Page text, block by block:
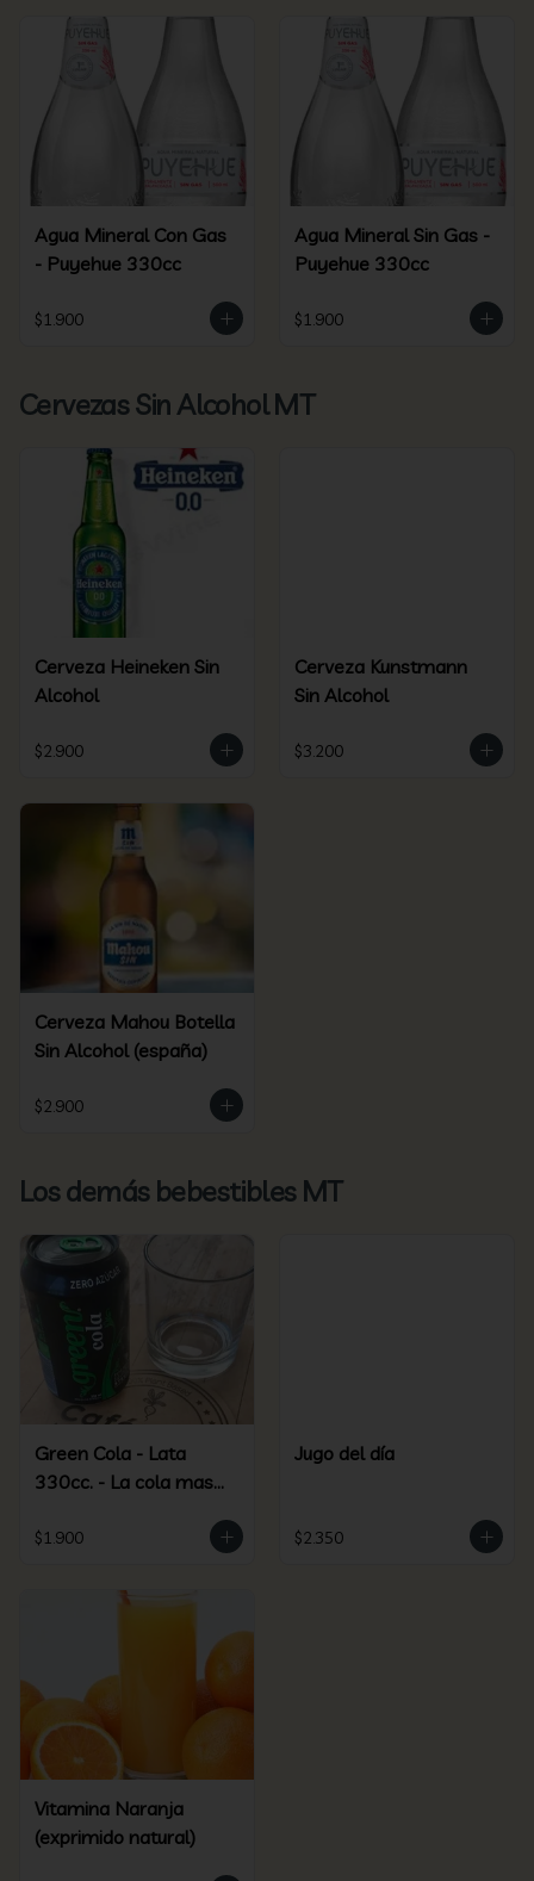
Agua Mineral Con Gas
- Puyehue 330cc
$1.900
Agua Mineral Sin Gas -
Puyehue 330cc
$1.900
Cervezas Sin Alcohol MT
Cerveza Heineken Sin
Alcohol
$2.900
Cerveza Kunstmann
Sin Alcohol
$3.200
Cerveza Mahou Botella
Sin Alcohol (españa)
$2.900
Los demás bebestibles MT
Green Cola - Lata
330cc. - La cola mas
$1.900
Jugo del día
$2.350
Vitamina Naranja
(exprimido natural)